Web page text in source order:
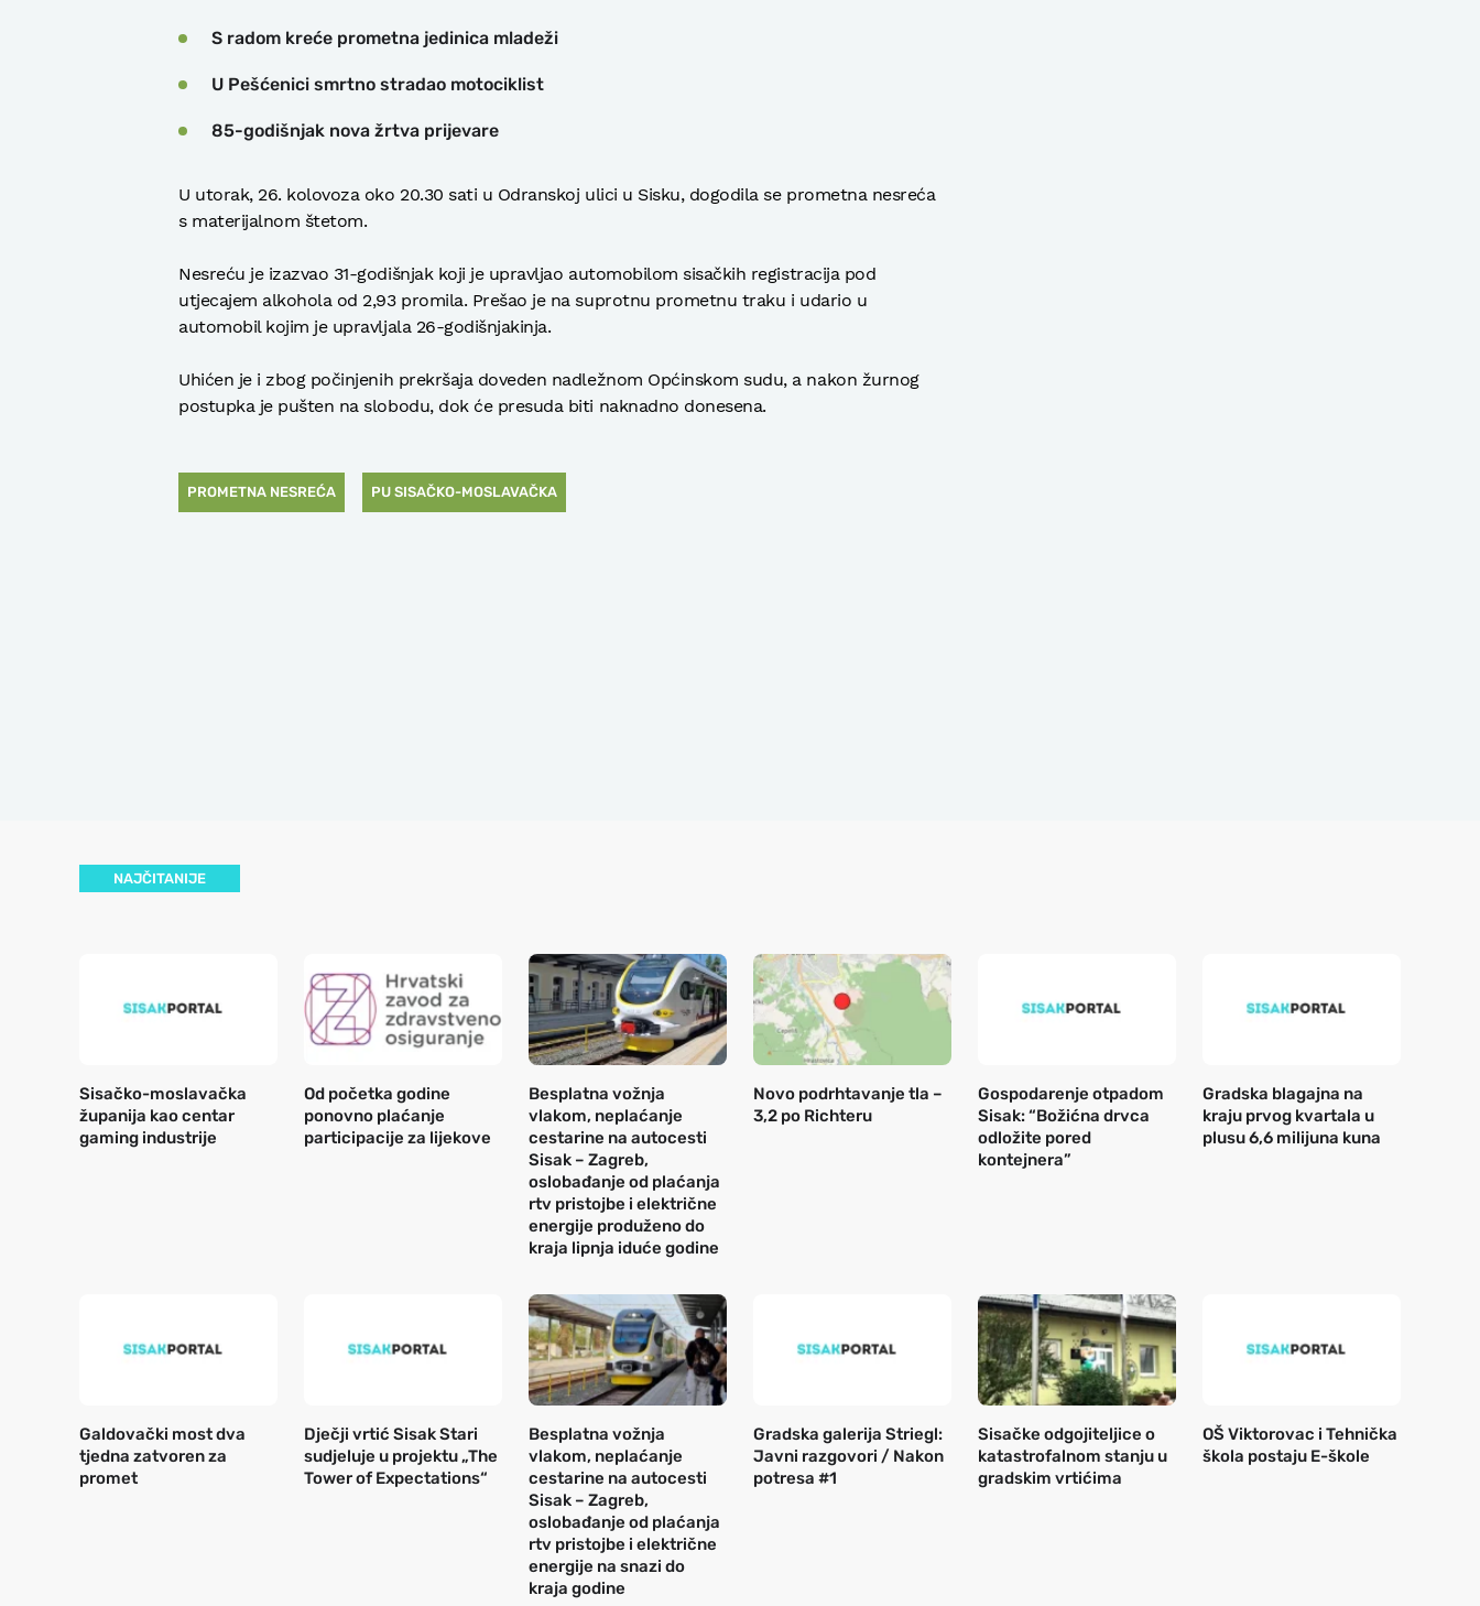
S radom kreće prometna jedinica mladeži
U Pešćenici smrtno stradao motociklist
85-godišnjak nova žrtva prijevare
U utorak, 26. kolovoza oko 20.30 sati u Odranskoj ulici u Sisku, dogodila se prometna nesreća
s materijalnom štetom.
Nesreću je izazvao 31-godišnjak koji je upravljao automobilom sisačkih registracija pod
utjecajem alkohola od 2,93 promila. Prešao je na suprotnu prometnu traku i udario u
automobil kojim je upravljala 26-godišnjakinja.
Uhićen je i zbog počinjenih prekršaja doveden nadležnom Općinskom sudu, a nakon žurnog
postupka je pušten na slobodu, dok će presuda biti naknadno donesena.
PROMETNA NESREĆA PU SISAČKO-MOSLAVAČKA
NAJČITANIJE
Sisačko-moslavačka
županija kao centar
gaming industrije
Od početka godine
ponovno plaćanje
participacije za lijekove
Besplatna vožnja
vlakom, neplaćanje
cestarine na autocesti
Sisak – Zagreb,
oslobađanje od plaćanja
rtv pristojbe i električne
energije produženo do
kraja lipnja iduće godine
Novo podrhtavanje tla –
3,2 po Richteru
Gospodarenje otpadom
Sisak: “Božićna drvca
odložite pored
kontejnera”
Gradska blagajna na
kraju prvog kvartala u
plusu 6,6 milijuna kuna
Galdovački most dva
tjedna zatvoren za
promet
Dječji vrtić Sisak Stari
sudjeluje u projektu „The
Tower of Expectations“
Besplatna vožnja
vlakom, neplaćanje
cestarine na autocesti
Sisak – Zagreb,
oslobađanje od plaćanja
rtv pristojbe i električne
energije na snazi do
kraja godine
Gradska galerija Striegl:
Javni razgovori / Nakon
potresa #1
Sisačke odgojiteljice o
katastrofalnom stanju u
gradskim vrtićima
OŠ Viktorovac i Tehnička
škola postaju E-škole